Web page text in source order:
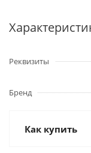
Реквизиты
Бренд
Как купить